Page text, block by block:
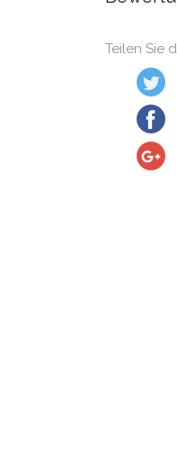
Teilen Sie